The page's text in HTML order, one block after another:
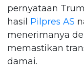
pernyataan
hasil Pilpres AS
menerimanya
memastikan
damai.